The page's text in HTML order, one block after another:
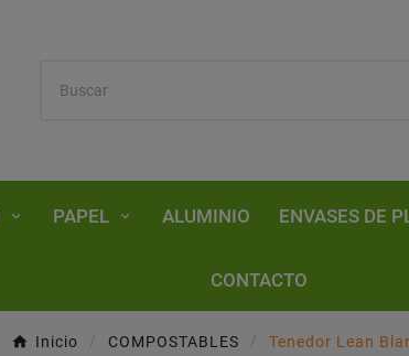
PAPEL ALUMINIO ENVASES DE
CONTACTO
Inicio COMPOSTABLES Tenedor Lean